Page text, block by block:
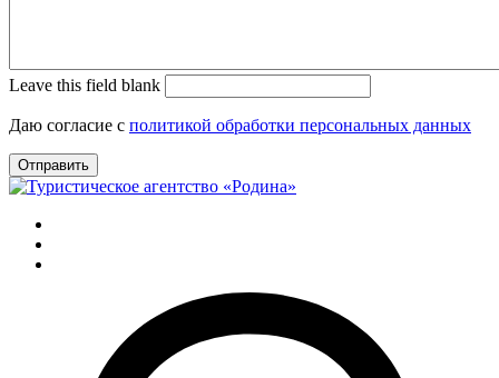
Leave this field blank
Даю согласие с политикой обработки персональных данных